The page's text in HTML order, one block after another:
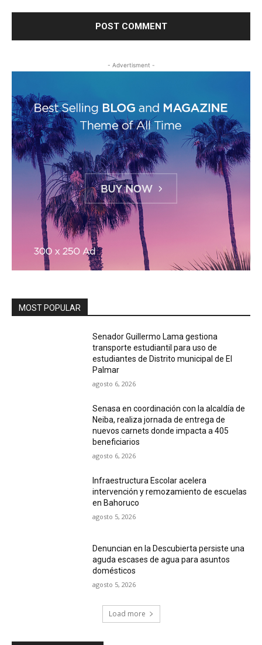
- Advertisment -
MOST POPULAR
Senador Guillermo Lama gestiona
transporte estudiantil para uso de
estudiantes de Distrito municipal de El
Palmar
agosto 6, 2026
Senasa en coordinación con la alcaldía de
Neiba, realiza jornada de entrega de
nuevos carnets donde impacta a 405
beneficiarios
agosto 6, 2026
Infraestructura Escolar acelera
intervención y remozamiento de escuelas
en Bahoruco
agosto 5, 2026
Denuncian en la Descubierta persiste una
aguda escases de agua para asuntos
domésticos
agosto 5, 2026
Load more